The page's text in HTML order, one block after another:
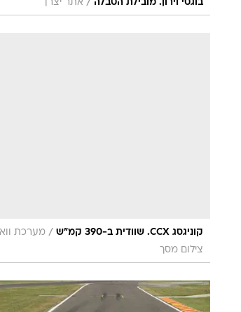
בוגטי וירון. מובילת הטבלה / אתר יצרן
קוניגסג CCX. שוודית ב-390 קמ"ש / מערכת
צילום מסך